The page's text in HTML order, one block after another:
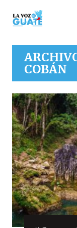
COBÁN